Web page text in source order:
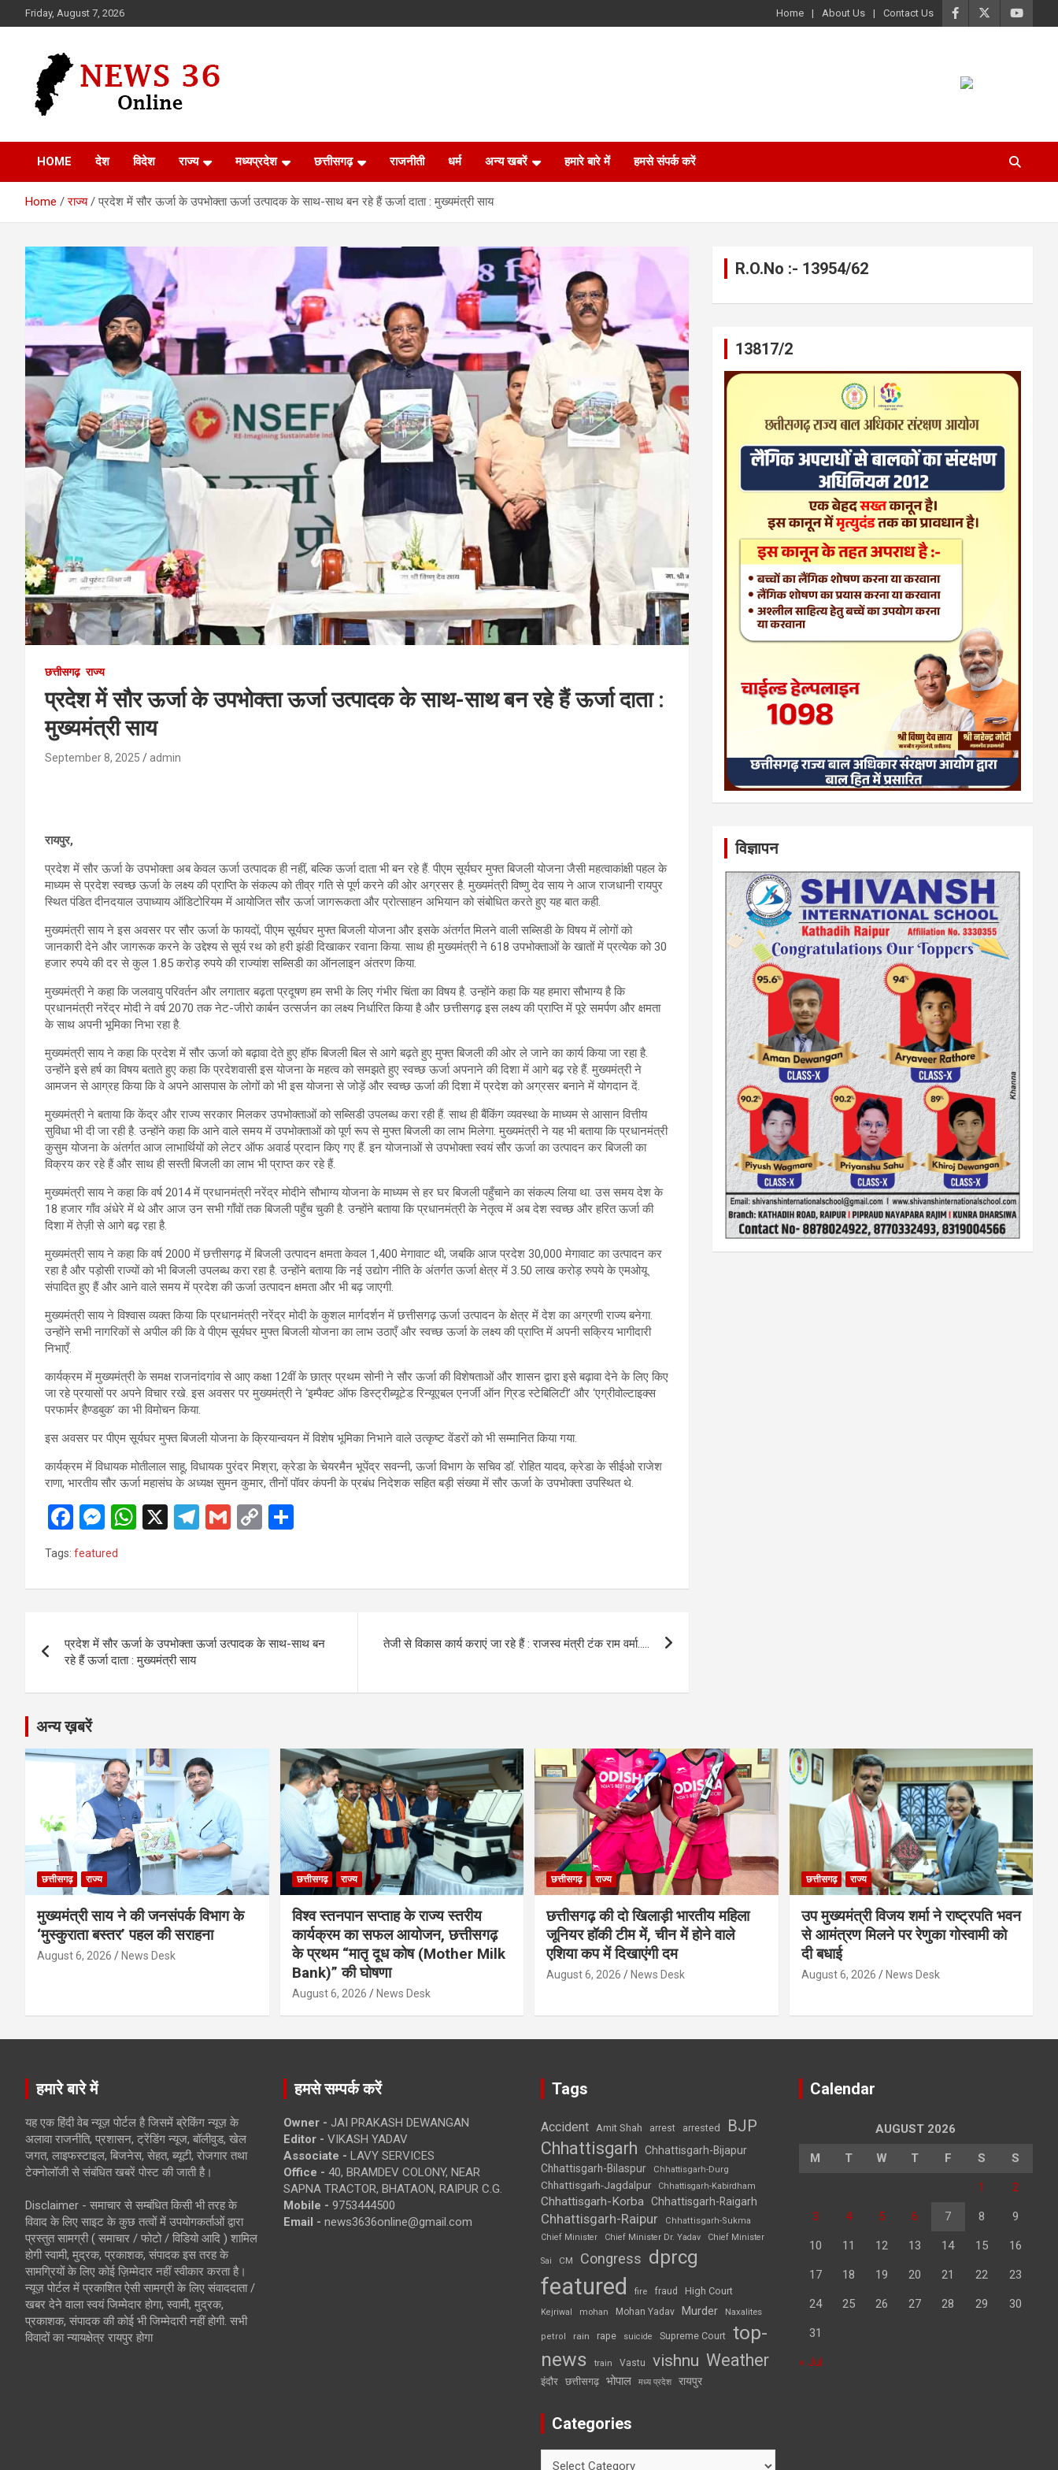
to
Friday, August 7, 2026 Home About Us Contact Us
News 36
HOME देश विदेश राज्य मध्यप्रदेश छत्तीसगढ़ राजनीती धर्म अन्य खबरें हमारे बारे में हमसे संपर्क करें
Home राज्य प्रदेश में सौर ऊर्जा के उपभोक्ता ऊर्जा उत्पादक के साथ-साथ बन रहे हैं ऊर्जा दाता : मुख्यमंत्री साय
छत्तीसगढ़ राज्य
प्रदेश में सौर ऊर्जा के उपभोक्ता ऊर्जा उत्पादक के साथ-साथ बन रहे हैं ऊर्जा दाता :
मुख्यमंत्री साय
September 8, 2025 admin
रायपुर,
प्रदेश में सौर ऊर्जा के उपभोक्ता अब केवल ऊर्जा उत्पादक ही नहीं, बल्कि ऊर्जा दाता भी बन रहे हैं. पीएम सूर्यघर मुफ्त बिजली योजना जैसी महत्वाकांक्षी पहल के
माध्यम से प्रदेश स्वच्छ ऊर्जा के लक्ष्य की प्राप्ति के संकल्प को तीव्र गति से पूर्ण करने की ओर अग्रसर है. मुख्यमंत्री विष्णु देव साय ने आज राजधानी रायपुर
स्थित पंडित दीनदयाल उपाध्याय ऑडिटोरियम में आयोजित सौर ऊर्जा जागरूकता और प्रोत्साहन अभियान को संबोधित करते हुए यह बात कही.
मुख्यमंत्री साय ने इस अवसर पर सौर ऊर्जा के फायदों, पीएम सूर्यघर मुफ्त बिजली योजना और इसके अंतर्गत मिलने वाली सब्सिडी के विषय में लोगों को
जानकारी देने और जागरूक करने के उद्देश्य से सूर्य रथ को हरी झंडी दिखाकर रवाना किया. साथ ही मुख्यमंत्री ने 618 उपभोक्ताओं के खातों में प्रत्येक को 30
हजार रुपये की दर से कुल 1.85 करोड़ रुपये की राज्यांश सब्सिडी का ऑनलाइन अंतरण किया.
मुख्यमंत्री ने कहा कि जलवायु परिवर्तन और लगातार बढ़ता प्रदूषण हम सभी के लिए गंभीर चिंता का विषय है. उन्होंने कहा कि यह हमारा सौभाग्य है कि
प्रधानमंत्री नरेंद्र मोदी ने वर्ष 2070 तक नेट-जीरो कार्बन उत्सर्जन का लक्ष्य निर्धारित किया है और छत्तीसगढ़ इस लक्ष्य की प्राप्ति में पूरे समर्पण और क्षमता
के साथ अपनी भूमिका निभा रहा है.
मुख्यमंत्री साय ने कहा कि प्रदेश में सौर ऊर्जा को बढ़ावा देते हुए हॉफ बिजली बिल से आगे बढ़ते हुए मुफ्त बिजली की ओर ले जाने का कार्य किया जा रहा है.
उन्होंने इसे हर्ष का विषय बताते हुए कहा कि प्रदेशवासी इस योजना के महत्व को समझते हुए स्वच्छ ऊर्जा अपनाने की दिशा में आगे बढ़ रहे हैं. मुख्यमंत्री ने
आमजन से आग्रह किया कि वे अपने आसपास के लोगों को भी इस योजना से जोड़ें और स्वच्छ ऊर्जा की दिशा में प्रदेश को अग्रसर बनाने में योगदान दें.
मुख्यमंत्री ने बताया कि केंद्र और राज्य सरकार मिलकर उपभोक्ताओं को सब्सिडी उपलब्ध करा रही हैं. साथ ही बैंकिंग व्यवस्था के माध्यम से आसान वित्तीय
सुविधा भी दी जा रही है. उन्होंने कहा कि आने वाले समय में उपभोक्ताओं को पूर्ण रूप से मुफ्त बिजली का लाभ मिलेगा. मुख्यमंत्री ने यह भी बताया कि प्रधानमंत्री
कुसुम योजना के अंतर्गत आज लाभार्थियों को लेटर ऑफ अवार्ड प्रदान किए गए हैं. इन योजनाओं से उपभोक्ता स्वयं सौर ऊर्जा का उत्पादन कर बिजली का
विक्रय कर रहे हैं और साथ ही सस्ती बिजली का लाभ भी प्राप्त कर रहे हैं.
मुख्यमंत्री साय ने कहा कि वर्ष 2014 में प्रधानमंत्री नरेंद्र मोदीने सौभाग्य योजना के माध्यम से हर घर बिजली पहुँचाने का संकल्प लिया था. उस समय देश के
18 हजार गाँव अंधेरे में थे और आज उन सभी गाँवों तक बिजली पहुँच चुकी है. उन्होंने बताया कि प्रधानमंत्री के नेतृत्व में अब देश स्वच्छ और हरित ऊर्जा की
दिशा में तेज़ी से आगे बढ़ रहा है.
मुख्यमंत्री साय ने कहा कि वर्ष 2000 में छत्तीसगढ़ में बिजली उत्पादन क्षमता केवल 1,400 मेगावाट थी, जबकि आज प्रदेश 30,000 मेगावाट का उत्पादन कर
रहा है और पड़ोसी राज्यों को भी बिजली उपलब्ध करा रहा है. उन्होंने बताया कि नई उद्योग नीति के अंतर्गत ऊर्जा क्षेत्र में 3.50 लाख करोड़ रुपये के एमओयू
संपादित हुए हैं और आने वाले समय में प्रदेश की ऊर्जा उत्पादन क्षमता और भी बढ़ जाएगी.
मुख्यमंत्री साय ने विश्वास व्यक्त किया कि प्रधानमंत्री नरेंद्र मोदी के कुशल मार्गदर्शन में छत्तीसगढ़ ऊर्जा उत्पादन के क्षेत्र में देश का अग्रणी राज्य बनेगा.
उन्होंने सभी नागरिकों से अपील की कि वे पीएम सूर्यघर मुफ्त बिजली योजना का लाभ उठाएँ और स्वच्छ ऊर्जा के लक्ष्य की प्राप्ति में अपनी सक्रिय भागीदारी
निभाएँ.
कार्यक्रम में मुख्यमंत्री के समक्ष राजनांदगांव से आए कक्षा 12वीं के छात्र प्रथम सोनी ने सौर ऊर्जा की विशेषताओं और शासन द्वारा इसे बढ़ावा देने के लिए किए
जा रहे प्रयासों पर अपने विचार रखे. इस अवसर पर मुख्यमंत्री ने ‘इम्पैक्ट ऑफ डिस्ट्रीब्यूटेड रिन्यूएबल एनर्जी ऑन ग्रिड स्टेबिलिटी’ और ‘एग्रीवोल्टाइक्स
परफार्मर हैण्डबुक’ का भी विमोचन किया.
इस अवसर पर पीएम सूर्यघर मुफ्त बिजली योजना के क्रियान्वयन में विशेष भूमिका निभाने वाले उत्कृष्ट वेंडरों को भी सम्मानित किया गया.
कार्यक्रम में विधायक मोतीलाल साहू, विधायक पुरंदर मिश्रा, क्रेडा के चेयरमैन भूपेंद्र सवन्नी, ऊर्जा विभाग के सचिव डॉ. रोहित यादव, क्रेडा के सीईओ राजेश
राणा, भारतीय सौर ऊर्जा महासंघ के अध्यक्ष सुमन कुमार, तीनों पॉवर कंपनी के प्रबंध निदेशक सहित बड़ी संख्या में सौर ऊर्जा के उपभोक्ता उपस्थित थे.
F
a
ce
b
o
k
M
es
se
n
er
W
s
p
p
X
T
gr
m
G
C
Li
k
e
Tags: featured
navigation
प्रदेश में सौर ऊर्जा के उपभोक्ता ऊर्जा उत्पादक के साथ-साथ बन
रहे हैं ऊर्जा दाता : मुख्यमंत्री साय
तेजी से विकास कार्य कराएं जा रहे हैं : राजस्व मंत्री टंक राम वर्मा…..
R.O.No :- 13954/62
13817/2
विज्ञापन
अन्य ख़बरें
छत्तीसगढ़ राज्य
मुख्यमंत्री साय ने की जनसंपर्क विभाग के
‘मुस्कुराता बस्तर’ पहल की सराहना
August 6, 2026 News Desk
छत्तीसगढ़ राज्य
विश्व स्तनपान सप्ताह के राज्य स्तरीय
कार्यक्रम का सफल आयोजन, छत्तीसगढ़
के प्रथम “मातृ दूध कोष (Mother Milk
Bank)” की घोषणा
August 6, 2026 News Desk
छत्तीसगढ़ राज्य
छत्तीसगढ़ की दो खिलाड़ी भारतीय महिला
जूनियर हॉकी टीम में, चीन में होने वाले
एशिया कप में दिखाएंगी दम
August 6, 2026 News Desk
छत्तीसगढ़ राज्य
उप मुख्यमंत्री विजय शर्मा ने राष्ट्रपति भवन
से आमंत्रण मिलने पर रेणुका गोस्वामी को
दी बधाई
August 6, 2026 News Desk
हमारे बारे में
यह एक हिंदी वेब न्यूज़ पोर्टल है जिसमें ब्रेकिंग न्यूज़ के
अलावा राजनीति, प्रशासन, ट्रेंडिंग न्यूज, बॉलीवुड, खेल
जगत, लाइफस्टाइल, बिजनेस, सेहत, ब्यूटी, रोजगार तथा
टेक्नोलॉजी से संबंधित खबरें पोस्ट की जाती है।
Disclaimer - समाचार से सम्बंधित किसी भी तरह के
विवाद के लिए साइट के कुछ तत्वों में उपयोगकर्ताओं द्वारा
प्रस्तुत सामग्री ( समाचार / फोटो / विडियो आदि ) शामिल
होगी स्वामी, मुद्रक, प्रकाशक, संपादक इस तरह के
सामग्रियों के लिए कोई ज़िम्मेदार नहीं स्वीकार करता है।
न्यूज़ पोर्टल में प्रकाशित ऐसी सामग्री के लिए संवाददाता /
खबर देने वाला स्वयं जिम्मेदार होगा, स्वामी, मुद्रक,
प्रकाशक, संपादक की कोई भी जिम्मेदारी नहीं होगी. सभी
विवादों का न्यायक्षेत्र रायपुर होगा
हमसे सम्पर्क करें
Owner - JAI PRAKASH DEWANGAN
Editor - VIKASH YADAV
Associate - LAVY SERVICES
Office - 40, BRAMDEV COLONY, NEAR
SAPNA TRACTOR, BHATAON, RAIPUR C.G.
Mobile - 9753444500
Email - news3636online@gmail.com
Tags
Accident Amit Shah arrest arrested BJP
Chhattisgarh
Chhattisgarh-Bijapur
Chhattisgarh-Bilaspur
Chhattisgarh-Durg
Chhattisgarh-Jagdalpur Chhattisgarh-Kabirdham
Chhattisgarh-Korba Chhattisgarh-Raigarh
Chhattisgarh-Raipur
Chhattisgarh-Sukma
Chief Minister
Chief Minister Dr. Yadav Chief Minister
Sai CM Congress dprcg
featured fire fraud High Court
Kejriwal mohan Mohan Yadav Murder Naxalites
petrol rain rape suicide Supreme Court top-
news
train Vastu vishnu Weather
इंदौर छत्तीसगढ़ भोपाल मध्य प्रदेश रायपुर
Categories
Calendar
AUGUST 2026
M T W T F S S
1 2
3 4 5 6 7 8 9
10 11 12 13 14 15 16
17 18 19 20 21 22 23
24 25 26 27 28 29 30
31
« Jul